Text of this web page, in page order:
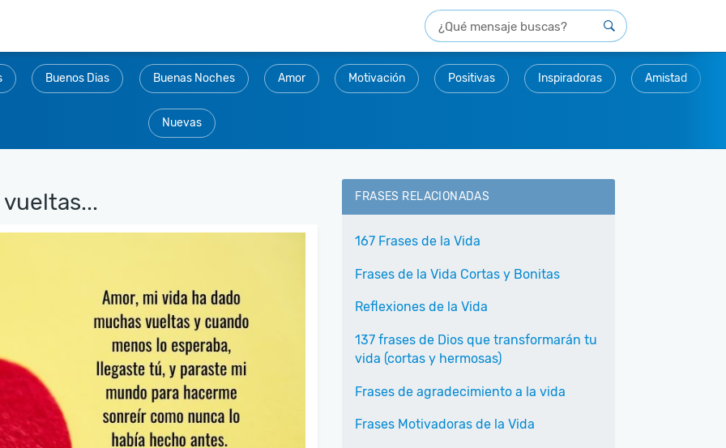
Buenos Dias Buenas Noches Amor Motivación Positivas Inspiradoras Amistad
Nuevas
FRASES RELACIONADAS
167 Frases de la Vida
Frases de la Vida Cortas y Bonitas
Reflexiones de la Vida
137 frases de Dios que transformarán tu
vida (cortas y hermosas)
Frases de agradecimiento a la vida
Frases Motivadoras de la Vida